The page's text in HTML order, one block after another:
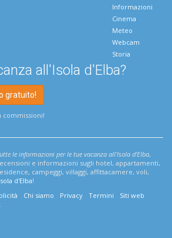
Informazioni
Cinema
Meteo
Webcam
Storia
all'Isola d'Elba?
gratuito!
commissioni!
le informazioni per le tue vacanza all'Isola d'Elba,
e informazioni sugli hotel, appartamenti,
campeggi, villaggi, affittacamere, voli,
d'Elba!
Chi siamo Privacy Termini
Siti web